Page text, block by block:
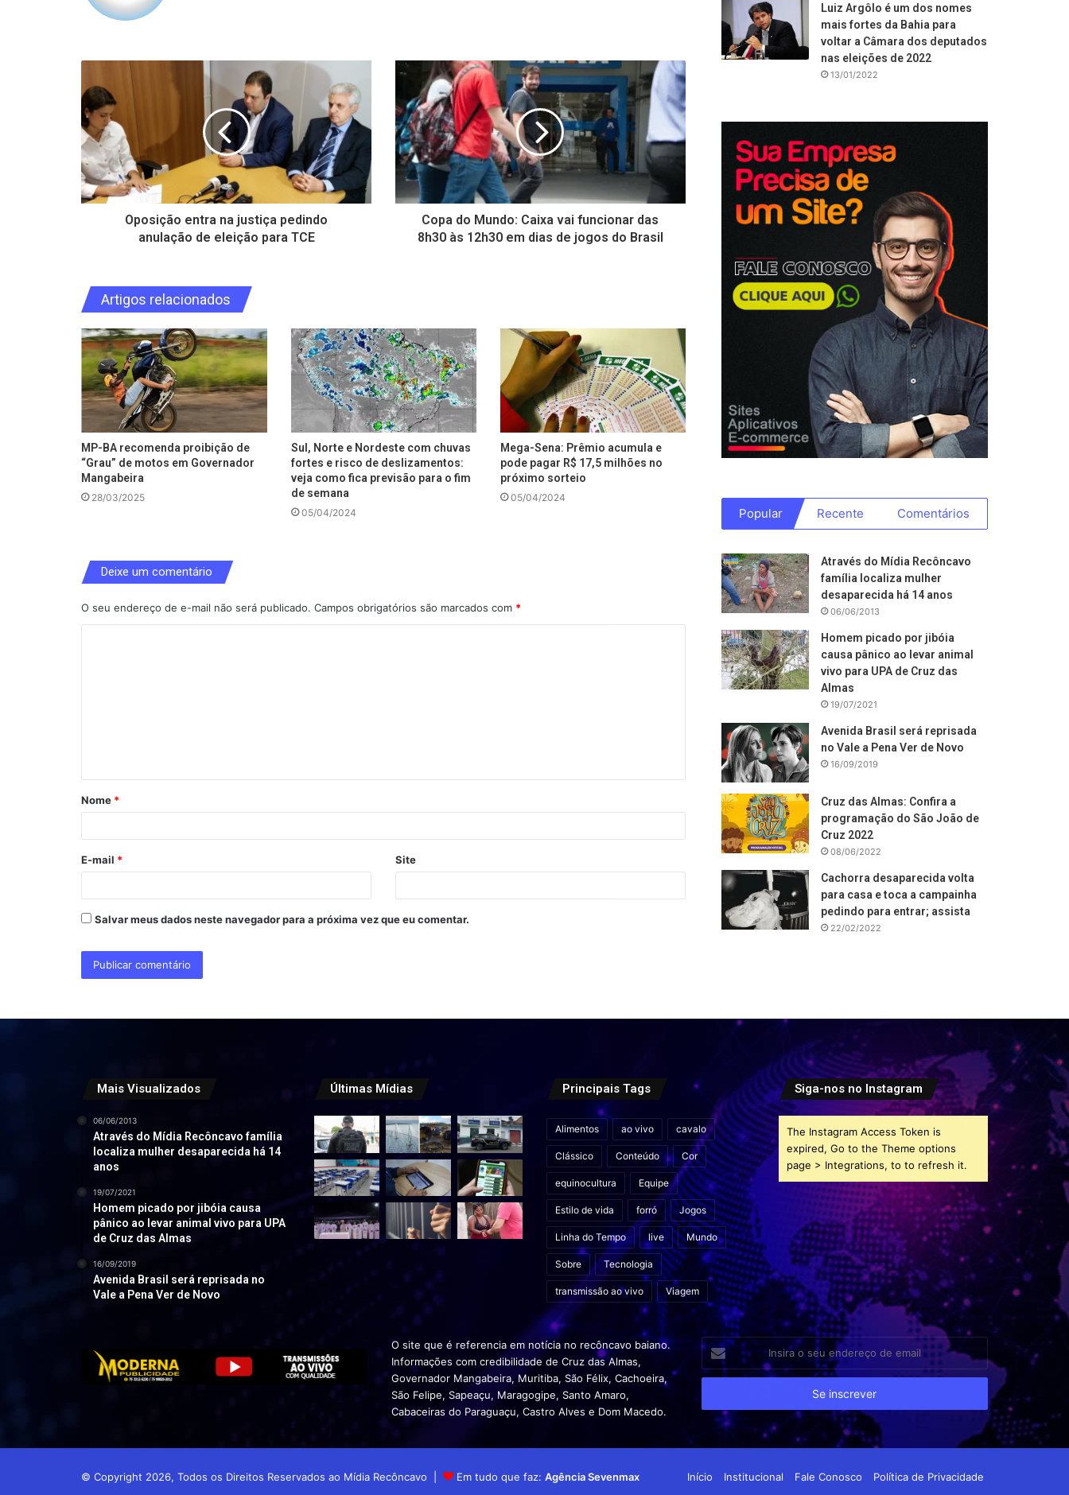
Oposição entra na justiça pedindo
anulação de eleição para TCE
Copa do Mundo: Caixa vai funcionar das
8h30 às 12h30 em dias de jogos do Brasil
Artigos relacionados
MP-BA recomenda proibição de
“Grau” de motos em Governador
Mangabeira
28/03/2025
Sul, Norte e Nordeste com chuvas
fortes e risco de deslizamentos:
veja como fica previsão para o fim
de semana
05/04/2024
Mega-Sena: Prêmio acumula e
pode pagar R$ 17,5 milhões no
próximo sorteio
05/04/2024
Deixe um comentário
O seu endereço de e-mail não será publicado. Campos obrigatórios são marcados com *
á
r
*
Nome *
E-mail * Site
Salvar meus dados neste navegador para a próxima vez que eu comentar.
Luiz Argôlo é um dos nomes
mais fortes da Bahia para
voltar a Câmara dos deputados
nas eleições de 2022
13/01/2022
Popular Recente Comentários
Através do Mídia Recôncavo
família localiza mulher
desaparecida há 14 anos
06/06/2013
Homem picado por jibóia
causa pânico ao levar animal
vivo para UPA de Cruz das
Almas
19/07/2021
Avenida Brasil será reprisada
no Vale a Pena Ver de Novo
16/09/2019
Cruz das Almas: Confira a
programação do São João de
Cruz 2022
08/06/2022
Cachorra desaparecida volta
para casa e toca a campainha
pedindo para entrar; assista
22/02/2022
Mais Visualizados
06/06/2013
Através do Mídia Recôncavo família
localiza mulher desaparecida há 14
anos
19/07/2021
Homem picado por jibóia causa
pânico ao levar animal vivo para UPA
de Cruz das Almas
16/09/2019
Avenida Brasil será reprisada no
Vale a Pena Ver de Novo
Últimas Mídias Principais Tags
Alimentos ao vivo cavalo
Clássico Conteúdo Cor
equinocultura Equipe
Estilo de vida forró Jogos
Linha do Tempo live Mundo
Sobre Tecnologia
transmissão ao vivo Viagem
Siga-nos no Instagram
The Instagram Access Token is
expired, Go to the Theme options
page > Integrations, to to refresh it.
O site que é referencia em notícia no recôncavo baiano.
Informações com credibilidade de Cruz das Almas,
Governador Mangabeira, Muritiba, São Félix, Cachoeira,
São Felipe, Sapeaçu, Maragogipe, Santo Amaro,
Cabaceiras do Paraguaçu, Castro Alves e Dom Macedo.
Insira
seu
de
email
© Copyright 2026, Todos os Direitos Reservados ao Mídia Recôncavo | Em tudo que faz:Agência Sevenmax Início Institucional Fale Conosco Política de Privacidade